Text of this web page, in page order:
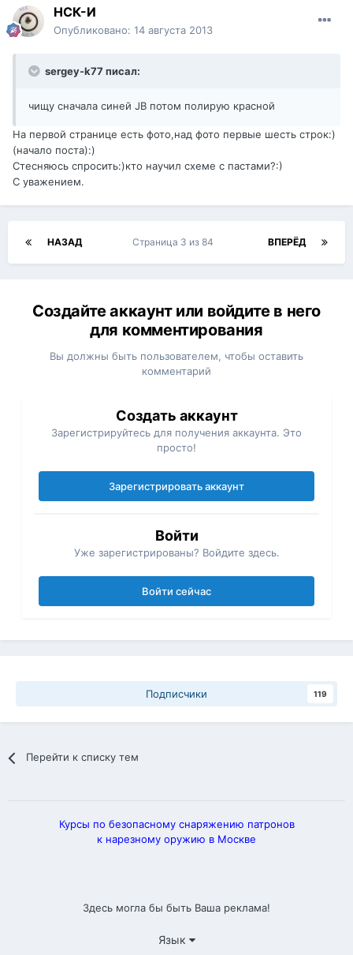
НСК-И
Опубликовано: 14 августа 2013
sergey-k77 писал:
чищу сначала синей JB потом полирую красной
На первой странице есть фото,над фото первые шесть строк:)
(начало поста):)
Стесняюсь спросить:)кто научил схеме с пастами?:)
С уважением.
НАЗАД ВПЕРЁД
Страница 3 из 84
Создайте аккаунт или войдите в него
для комментирования
Вы должны быть пользователем, чтобы оставить
комментарий
Создать аккаунт
Зарегистрируйтесь для получения аккаунта. Это
просто!
Зарегистрировать аккаунт
Войти
Уже зарегистрированы? Войдите здесь.
Войти сейчас
Подписчики 119
Перейти к списку тем
Курсы по безопасному снаряжению патронов
к нарезному оружию в Москве
Здесь могла бы быть Ваша реклама!
Язык